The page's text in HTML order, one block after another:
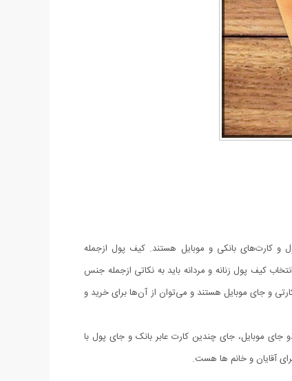
کارت‌های بانکی و موبایل هستند. کیف پول ازجمله
کیف پول زنانه و مردانه باید به نکاتی ازجمله جنس
و جای موبایل هستند و می‌توان از آن‌ها برای خرید و
جای موبایل، جای چندین کارت عابر بانک و جای پول با
آقایان و خانم ها هست.